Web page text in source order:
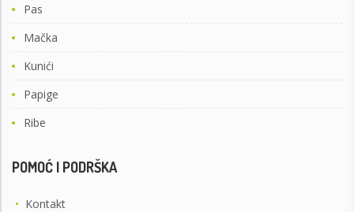
Pas
Mačka
Kunići
Papige
Ribe
POMOĆ I PODRŠKA
• Kontakt